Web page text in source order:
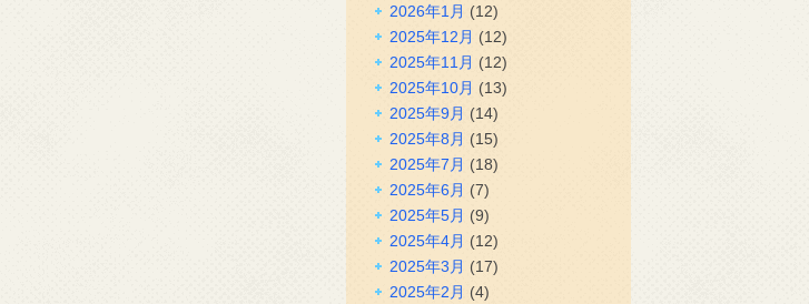
2026年1月 (12)
2025年12月 (12)
2025年11月 (12)
2025年10月 (13)
2025年9月 (14)
2025年8月 (15)
2025年7月 (18)
2025年6月 (7)
2025年5月 (9)
2025年4月 (12)
2025年3月 (17)
2025年2月 (4)